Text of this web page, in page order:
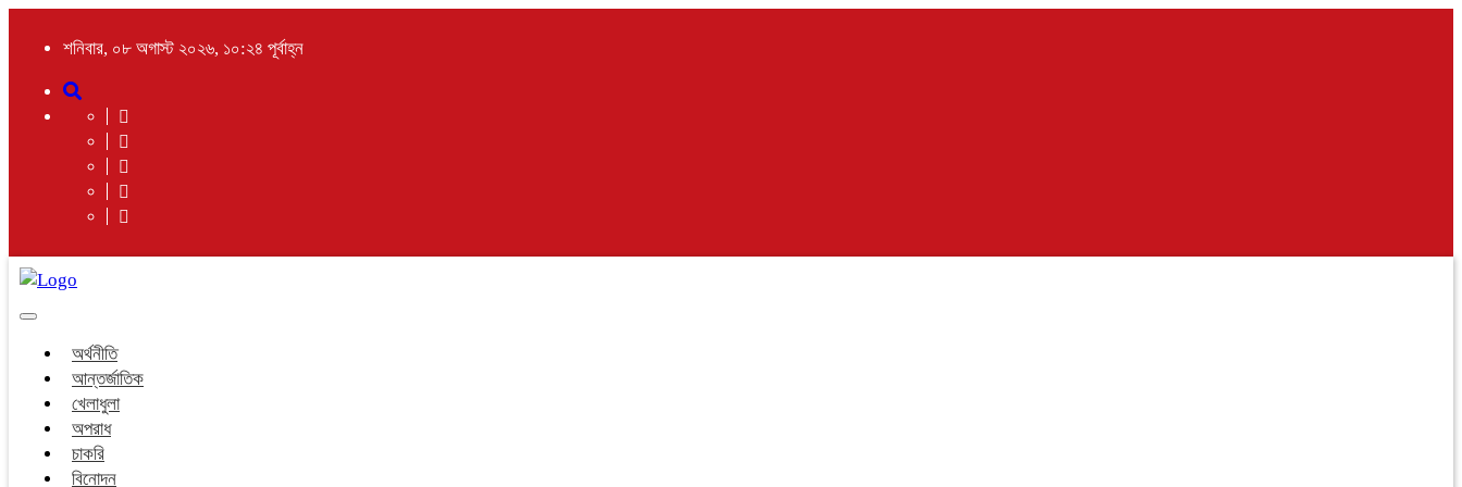
শনিবার, ০৮ অগাস্ট ২০২৬, ১০:২৪ পূর্বাহ্ন
Toggle
অর্থনীতি
আন্তর্জাতিক
খেলাধুলা
অপরাধ
চাকরি
বিনোদন